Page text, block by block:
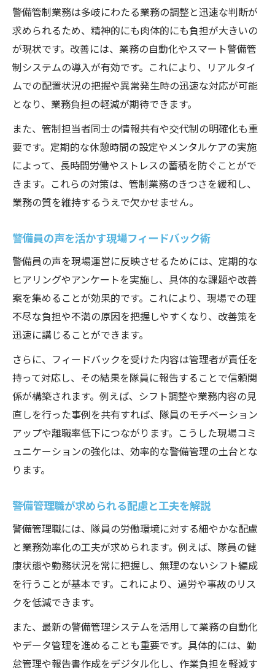
警備管制業務は多岐にわたる業務の調整と迅速な判断が
求められるため、精神的にも肉体的にも負担が大きいの
が現状です。改善には、業務の自動化やスマート警備管
制システムの導入が有効です。これにより、リアルタイ
ムでの配置状況の把握や異常発生時の迅速な対応が可能
となり、業務負担の軽減が期待できます。
また、管制担当者同士の情報共有や交代制の明確化も重
要です。定期的な休憩時間の設定やメンタルケアの実施
によって、長時間労働やストレスの蓄積を防ぐことがで
きます。これらの対策は、管制業務のきつさを緩和し、
業務の質を維持するうえで欠かせません。
警備員の声を活かす現場フィードバック術
警備員の声を現場運営に反映させるためには、定期的な
ヒアリングやアンケートを実施し、具体的な課題や改善
案を集めることが効果的です。これにより、現場での理
不尽な負担や不満の原因を把握しやすくなり、改善策を
迅速に講じることができます。
さらに、フィードバックを受けた内容は管理者が責任を
持って対応し、その結果を隊員に報告することで信頼関
係が構築されます。例えば、シフト調整や業務内容の見
直しを行った事例を共有すれば、隊員のモチベーション
アップや離職率低下につながります。こうした現場コミ
ュニケーションの強化は、効率的な警備管理の土台とな
ります。
警備管理職が求められる配慮と工夫を解説
警備管理職には、隊員の労働環境に対する細やかな配慮
と業務効率化の工夫が求められます。例えば、隊員の健
康状態や勤務状況を常に把握し、無理のないシフト編成
を行うことが基本です。これにより、過労や事故のリス
クを低減できます。
また、最新の警備管理システムを活用して業務の自動化
やデータ管理を進めることも重要です。具体的には、勤
怠管理や報告書作成をデジタル化し、作業負担を軽減す